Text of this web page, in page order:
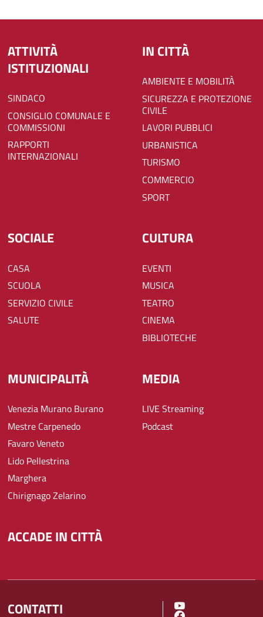
ATTIVITÀ
ISTITUZIONALI
SINDACO
CONSIGLIO COMUNALE E
COMMISSIONI
RAPPORTI
INTERNAZIONALI
IN CITTÀ
AMBIENTE E MOBILITÀ
SICUREZZA E PROTEZIONE
CIVILE
LAVORI PUBBLICI
URBANISTICA
TURISMO
COMMERCIO
SPORT
SOCIALE
CASA
SCUOLA
SERVIZIO CIVILE
SALUTE
CULTURA
EVENTI
MUSICA
TEATRO
CINEMA
BIBLIOTECHE
MUNICIPALITÀ
Venezia Murano Burano
Mestre Carpenedo
Favaro Veneto
Lido Pellestrina
Marghera
Chirignago Zelarino
MEDIA
LIVE Streaming
Podcast
ACCADE IN CITTÀ
CONTATTI SOCIAL MENU